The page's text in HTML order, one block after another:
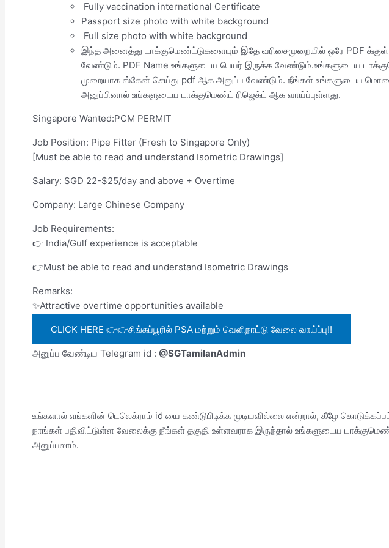
Fully vaccination international Certificate
Passport size photo with white background
Full size photo with white background
இந்த அனைத்து டாக்குமெண்ட்டுகளையும் இதே வரிசைமுறையில் ஒரே PDF க்குள்
வேண்டும். PDF Name உங்களுடைய பெயர் இருக்க வேண்டும்.உங்களுடைய
முறையாக ஸ்கேன் செய்து pdf ஆக அனுப்ப வேண்டும். நீங்கள் உங்களுடைய
அனுப்பினால் உங்களுடைய டாக்குமெண்ட் ரிஜெக்ட் ஆக வாய்ப்புள்ளது.
Singapore Wanted:PCM PERMIT
Job Position: Pipe Fitter (Fresh to Singapore Only)
[Must be able to read and understand Isometric Drawings]
Salary: SGD 22-$25/day and above + Overtime
Company: Large Chinese Company
Job Requirements:
👉 India/Gulf experience is acceptable
👉Must be able to read and understand Isometric Drawings
Remarks:
✨Attractive overtime opportunities available
CLICK HERE 👉👉சிங்கப்பூரில் PSA மற்றும் வெளிநாட்டு வேலை வாய்ப்பு!!
அனுப்ப வேண்டிய Telegram id : @SGTamilanAdmin
உங்களால் எங்களின் டெலெக்ராம் id யை கண்டுபிடிக்க முடியவில்லை என்றால், கீழே
நாங்கள் பதிவிட்டுள்ள வேலைக்கு நீங்கள் தகுதி உள்ளவராக இருந்தால் உங்களுடைய
அனுப்பலாம்.